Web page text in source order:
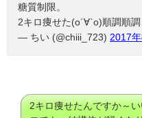
糖質制限。
2キロ痩せた(о´∀`о)順調順調
— ちい (@chiii_723) 2017
2キロ痩せたんですか～